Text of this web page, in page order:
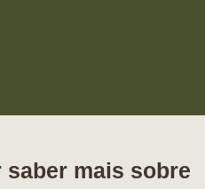
saber mais sobre